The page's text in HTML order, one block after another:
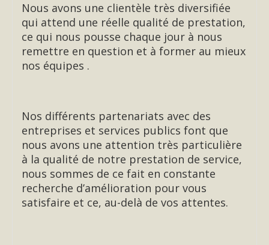
Nous avons une clientèle très diversifiée
qui attend une réelle qualité de prestation,
ce qui nous pousse chaque jour à nous
remettre en question et à former au mieux
nos équipes .
Nos différents partenariats avec des
entreprises et services publics font que
nous avons une attention très particulière
à la qualité de notre prestation de service,
nous sommes de ce fait en constante
recherche d’amélioration pour vous
satisfaire et ce, au-delà de vos attentes.